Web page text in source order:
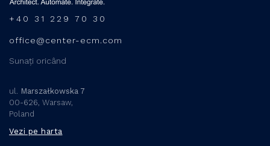
+40 31 229 70 30
office@center-ecm.com
Sunați oricând
ul. Marszałkowska 7
00-626, Warsaw,
Poland
Vezi pe harta